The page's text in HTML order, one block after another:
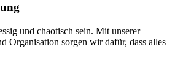
und chaotisch sein. Mit unserer
Organisation sorgen wir dafür, dass alles